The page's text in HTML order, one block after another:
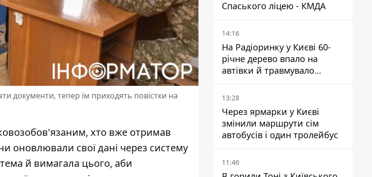
документи, тепер їм приходять повістки на
хто вже отримав
оновлювали свої дані через систему
й вимагала цього, аби
Спаського ліцею - КМДА
14:16
На Радіоринку у Києві 60-
річне дерево впало на
автівки й травмувало
людину - подробиці
13:28
Через ярмарки у Києві
змінили маршрути сім
автобусів і один тролейбус
11:46